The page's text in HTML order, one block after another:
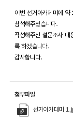
이번 선거아카데미에
참석해주셨습니다.
작성해주신 설문조사 내
록 하겠습니다.
감사합니다.
첨부파일
선거아카데미